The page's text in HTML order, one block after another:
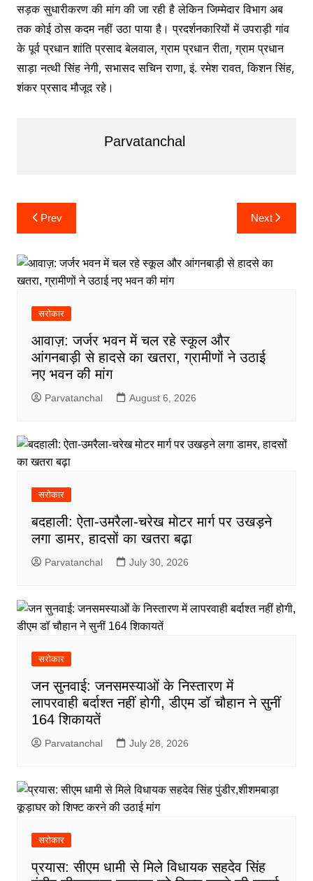
सड़क सुधारीकरण की मांग की जा रही है लेकिन जिम्मेदार विभाग अब
तक कोई ठोस कदम नहीं उठा पाया है। प्रदर्शनकारियों में उपराड़ी गांव
के पूर्व प्रधान शांति प्रसाद बेलवाल, ग्राम प्रधान रीता, ग्राम प्रधान
साड़ा नत्थी सिंह नेगी, सभासद सचिन राणा, इं. रमेश रावत, किशन सिंह,
शंकर प्रसाद मौजूद रहे।
Parvatanchal
Post
navigation
Prev Next
सरोकार
आवाज़: जर्जर भवन में चल रहे स्कूल और
आंगनबाड़ी से हादसे का खतरा, ग्रामीणों ने उठाई
नए भवन की मांग
Parvatanchal August 6, 2026
सरोकार
बदहाली: ऐता-उमरैला-चरेख मोटर मार्ग पर उखड़ने
लगा डामर, हादसों का खतरा बढ़ा
Parvatanchal July 30, 2026
सरोकार
जन सुनवाई: जनसमस्याओं के निस्तारण में
लापरवाही बर्दाश्त नहीं होगी, डीएम डॉ चौहान ने सुनीं
164 शिकायतें
Parvatanchal July 28, 2026
सरोकार
प्रयास: सीएम धामी से मिले विधायक सहदेव सिंह